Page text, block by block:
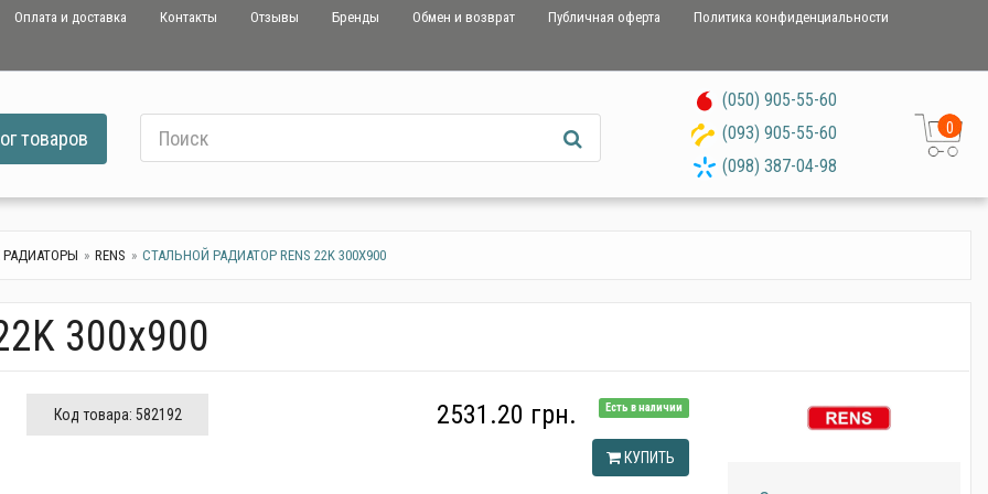
Оплата и доставка Контакты Отзывы Бренды Обмен и возврат Публичная оферта Политика конфиденциальности
товаров 0
(050) 905-55-60
(093) 905-55-60
(098) 387-04-98
RENS СТАЛЬНОЙ РАДИАТОР RENS 22K 300Х900
300х900
Код товара: 582192 Есть в наличии
2531.20 грн.
КУПИТЬ